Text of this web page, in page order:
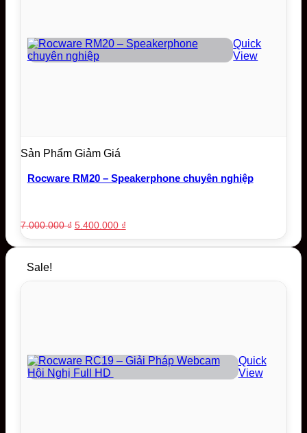
Quick
View
Sản Phẩm Giảm Giá
Rocware RM20 – Speakerphone chuyên nghiệp
7.000.000₫ Original
was:
5.400.000 ₫Current
is:
Sale!
Quick
View